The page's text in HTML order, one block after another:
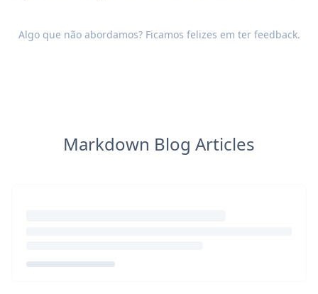
Algo que não abordamos? Ficamos felizes em ter feedback.
Markdown Blog Articles